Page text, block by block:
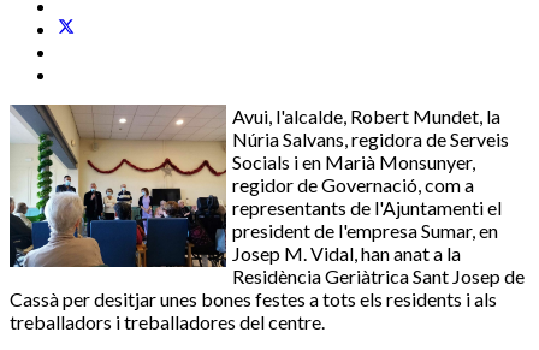
Avui, l'alcalde, Robert Mundet, la
Núria Salvans, regidora de Serveis
Socials i en Marià Monsunyer,
regidor de Governació, com a
representants de l'Ajuntamenti el
president de l'empresa Sumar, en
Josep M. Vidal, han anat a la
Residència Geriàtrica Sant Josep de
Cassà per desitjar unes bones festes a tots els residents i als
treballadors i treballadores del centre.